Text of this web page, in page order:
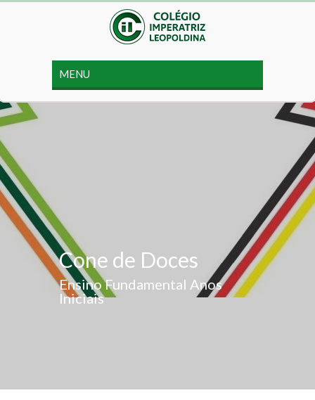
Cone de Doces
Ensino Fundamental Anos
Iniciais